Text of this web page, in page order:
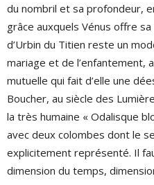
du nombril et sa profondeur,
grâce auxquels Vénus offre
d’Urbin du Titien reste un
mariage et de l’enfantement,
mutuelle qui fait d’elle une
Boucher, au siècle des
la très humaine « Odalisque
avec deux colombes dont le
explicitement représenté. Il
dimension du temps,